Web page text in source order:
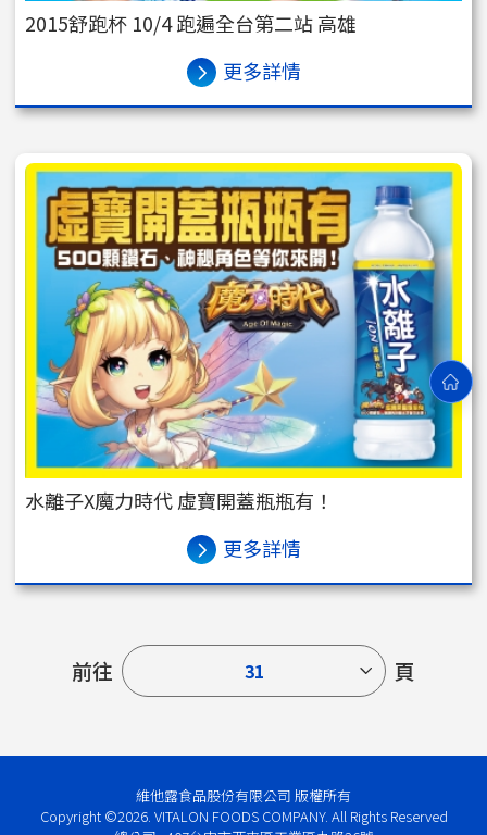
2015舒跑杯 10/4 跑遍全台第二站 高雄
更多詳情
水離子X魔力時代 虛寶開蓋瓶瓶有！
更多詳情
前往 31 頁
維他露食品股份有限公司 版權所有
Copyright ©2026. VITALON FOODS COMPANY. All Rights Reserved